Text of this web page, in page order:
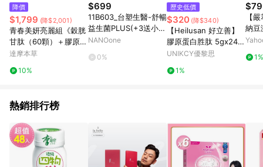
降價
$1,799 (降$2,001)
青春美妍亮麗組《穀胱
甘肽（60顆）＋膠原蛋
白（15包）》
達摩本草
10%
$699
11B603_台塑生醫-舒暢
益生菌PLUS(+3送小B
群) (介紹片段 1:20:30
NANOone
0%
歷史低價
$320 (降$340)
【Heilusan 好立善】
膠原蛋白胜肽 5gx24包
裝
UNIKCY優黎思
1%
【
納豆
精氨
再提
1%
熱銷排行榜